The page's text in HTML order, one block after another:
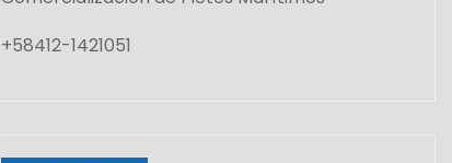
+58412-1421051